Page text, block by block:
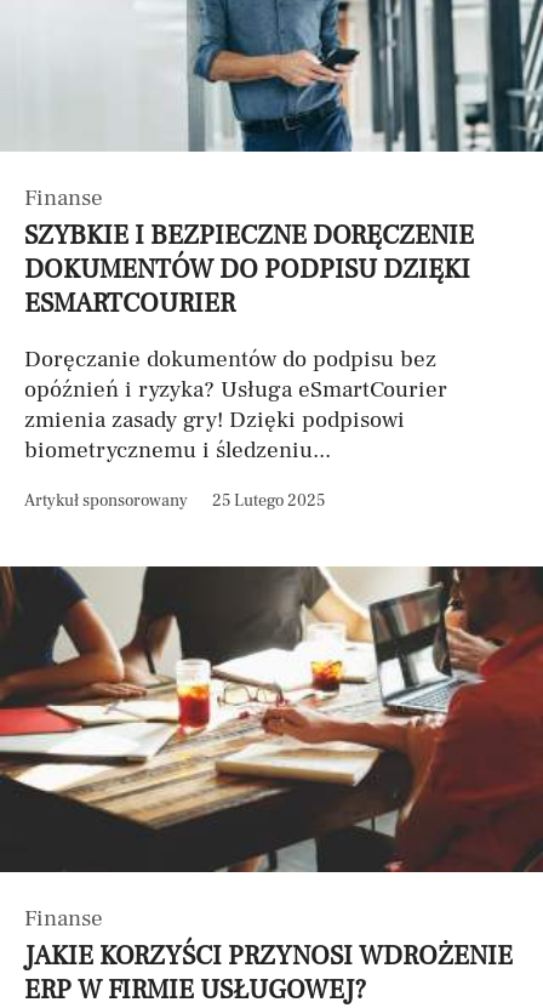
Finanse
SZYBKIE I BEZPIECZNE DORĘCZENIE
DOKUMENTÓW DO PODPISU DZIĘKI
ESMARTCOURIER
Doręczanie dokumentów do podpisu bez
opóźnień i ryzyka? Usługa eSmartCourier
zmienia zasady gry! Dzięki podpisowi
biometrycznemu i śledzeniu...
Artykuł sponsorowany 25 Lutego 2025
Finanse
JAKIE KORZYŚCI PRZYNOSI WDROŻENIE
ERP W FIRMIE USŁUGOWEJ?